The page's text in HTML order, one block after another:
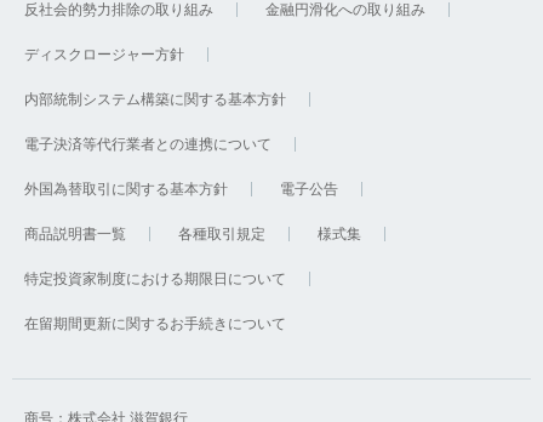
反社会的勢力排除の取り組み 金融円滑化への取り組み
ディスクロージャー方針
内部統制システム構築に関する基本方針
電子決済等代行業者との連携について
外国為替取引に関する基本方針 電子公告
商品説明書一覧 各種取引規定 様式集
特定投資家制度における期限日について
在留期間更新に関するお手続きについて
商号：株式会社 滋賀銀行